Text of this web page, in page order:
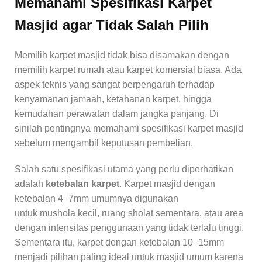
Masjid agar Tidak Salah Pilih
Memilih karpet masjid tidak bisa disamakan dengan
memilih karpet rumah atau karpet komersial biasa. Ada
aspek teknis yang sangat berpengaruh terhadap
kenyamanan jamaah, ketahanan karpet, hingga
kemudahan perawatan dalam jangka panjang. Di
sinilah pentingnya memahami spesifikasi karpet masjid
sebelum mengambil keputusan pembelian.
Salah satu spesifikasi utama yang perlu diperhatikan
adalah ketebalan karpet. Karpet masjid dengan
ketebalan 4–7mm umumnya digunakan
untuk mushola kecil, ruang sholat sementara, atau area
dengan intensitas penggunaan yang tidak terlalu tinggi.
Sementara itu, karpet dengan ketebalan 10–15mm
menjadi pilihan paling ideal untuk masjid umum karena